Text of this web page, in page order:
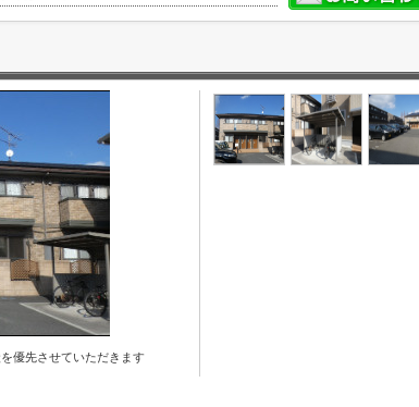
優先させていただきます